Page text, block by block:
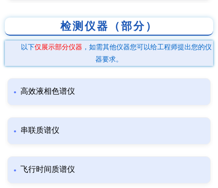
检测仪器（部分）
以下仅展示部分仪器 ，如需其他仪器您可以给工程师提出您的仪
器要求。
高效液相色谱仪
串联质谱仪
飞行时间质谱仪